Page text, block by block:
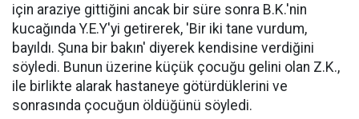
için araziye gittiğini ancak bir süre sonra B.K.'nin
kucağında Y.E.Y'yi getirerek, 'Bir iki tane vurdum,
bayıldı. Şuna bir bakın' diyerek kendisine verdiğini
söyledi. Bunun üzerine küçük çocuğu gelini olan Z.K.,
ile birlikte alarak hastaneye götürdüklerini ve
sonrasında çocuğun öldüğünü söyledi.